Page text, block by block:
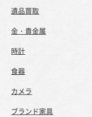
遺品買取
金・貴金属
時計
食器
カメラ
ブランド家具